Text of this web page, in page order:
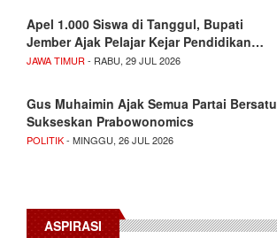
Apel 1.000 Siswa di Tanggul, Bupati
Jember Ajak Pelajar Kejar Pendidikan…
JAWA TIMUR - RABU, 29 JUL 2026
Gus Muhaimin Ajak Semua Partai Bersatu
Sukseskan Prabowonomics
POLITIK- MINGGU, 26 JUL 2026
ASPIRASI